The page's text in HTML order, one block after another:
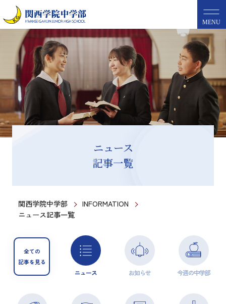
MENU
ニュース
記事一覧
関西学院中学部
INFORMATION
ニュース記事一覧
全ての
記事を見る
ニュース お知らせ 今週の中学部